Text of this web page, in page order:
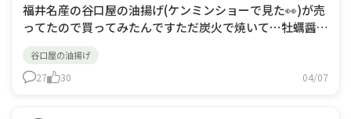
福井名産の谷口屋の油揚げ(ケンミンショーで見た👀)が売
ってたので買ってみたんですただ炭火で焼いて⋯牡蠣醤油
厚で表面はカリカリで中がジュ－シ－😋次見つけたらま
た買おうねって相方とも話してました😆皆さん、ご当地
谷口屋の油揚げ
27 30 04/07